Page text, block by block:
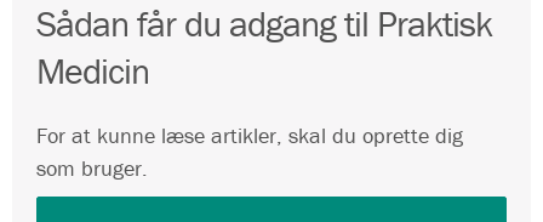
Sådan får du adgang til Praktisk
Medicin
For at kunne læse artikler, skal du oprette dig
som bruger.